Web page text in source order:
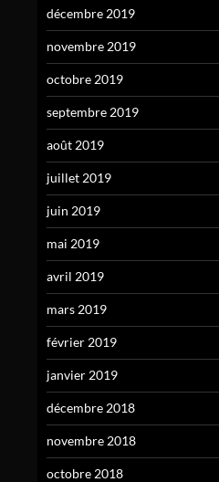
décembre 2019
novembre 2019
octobre 2019
septembre 2019
août 2019
juillet 2019
juin 2019
mai 2019
avril 2019
mars 2019
février 2019
janvier 2019
décembre 2018
novembre 2018
octobre 2018